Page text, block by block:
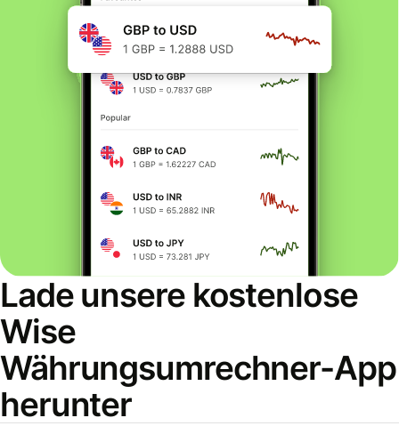
Lade unsere kostenlose
Wise
Währungsumrechner-App
herunter